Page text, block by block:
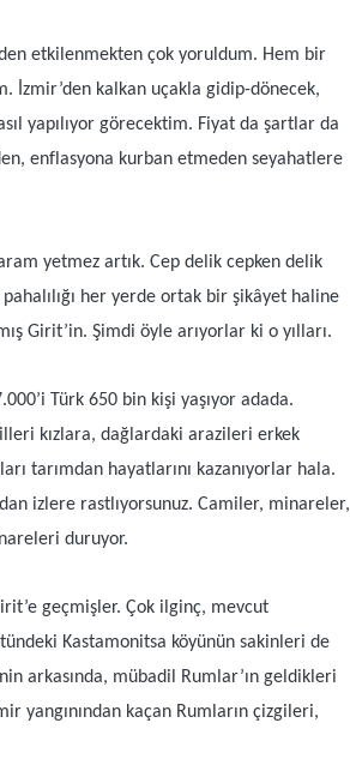
etkilenmekten çok yoruldum. Hem bir
İzmir’den kalkan uçakla gidip-dönecek,
yapılıyor görecektim. Fiyat da şartlar da
enflasyona kurban etmeden seyahatlere
yetmez artık. Cep delik cepken delik
her yerde ortak bir şikâyet haline
Girit’in. Şimdi öyle arıyorlar ki o yılları.
Türk 650 bin kişi yaşıyor adada.
kızlara, dağlardaki arazileri erkek
tarımdan hayatlarını kazanıyorlar hala.
izlere rastlıyorsunuz. Camiler, minareler,
duruyor.
geçmişler. Çok ilginç, mevcut
Kastamonitsa köyünün sakinleri de
arkasında, mübadil Rumlar’ın geldikleri
yangınından kaçan Rumların çizgileri,